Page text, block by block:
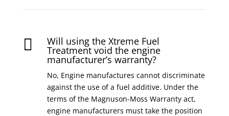
 Will using the Xtreme Fuel
Treatment void the engine
manufacturer’s warranty?
No, Engine manufactures cannot discriminate
against the use of a fuel additive. Under the
terms of the Magnuson-Moss Warranty act,
engine manufacturers must take the position